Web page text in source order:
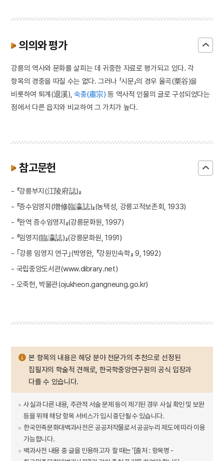
의의와 평가
강릉의 역사와 문화를 살피는 데 귀중한 자료로 평가되고 있다. 각
항목의 경중을 따질 수는 없다. 그러나 「시문」의 경우 율곡(栗谷)을
비롯하여 퇴계(退溪), 숙종(肅宗) 등 역사적 인물의 글로 구성되었다는
점에서 다른 읍지와 비교하여 그 가치가 높다.
참고문헌
- 『강릉부지(江陵府誌)』
- 『증수임영지(增修臨瀛誌)』(농택성, 강릉고적보존회, 1933)
- 『완역 증수임영지』(강릉문화원, 1997)
- 『임영지(臨瀛誌)』(강릉문화원, 1991)
- ｢강릉 임영지 연구｣(박영완, 『강원민속학』 9, 1992)
- 국립중앙도서관(www.dibrary.net)
- 오죽헌, 박물관(ojukheon.gangneung.go.kr)
본 항목의 내용은 해당 분야 전문가의 추천으로 선정된
집필자의 학술적 견해로, 한국학중앙연구원의 공식 입장과
다를 수 있습니다.
사실과 다른 내용, 주관적 서술 문제 등이 제기된 경우 사실 확인 및 보완
등을 위해 해당 항목 서비스가 임시 중단될 수 있습니다.
한국민족문화대백과사전은 공공저작물로서 공공누리 제도에 따라 이용
가능합니다.
백과사전 내용 중 글을 인용하고자 할 때는 '[출처 : 항목명 -